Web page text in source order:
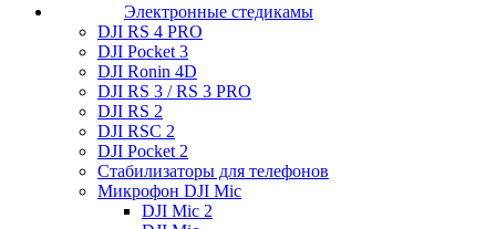
Электронные стедикамы
DJI RS 4 PRO
DJI Pocket 3
DJI Ronin 4D
DJI RS 3 / RS 3 PRO
DJI RS 2
DJI RSC 2
DJI Pocket 2
Стабилизаторы для телефонов
Микрофон DJI Mic
DJI Mic 2